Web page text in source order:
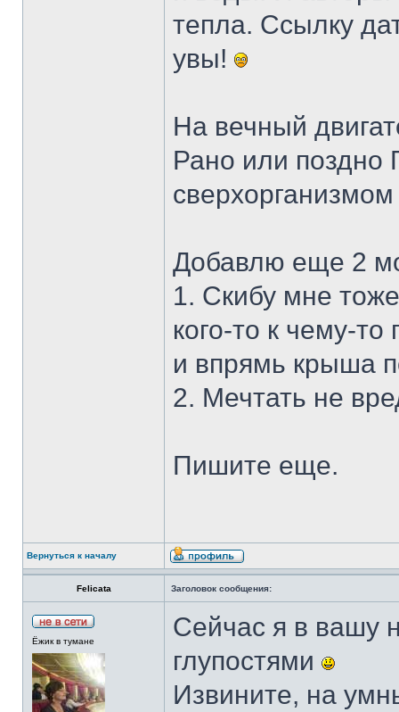
тепла. Ссылку
увы!
На вечный
Рано или поздно
Добавлю еще 2
1. Скибу мне
кого-то к чему-
и впрямь крыша
2. Мечтать не
Пишите еще.
Вернуться к началу
Felicata Заголовок сообщения:
Ёжик в тумане
Сейчас я в вашу
глупостями
Извините, на